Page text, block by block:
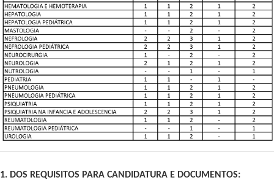
1. DOS REQUISITOS PARA CANDIDATURA E DOCUMENTOS: